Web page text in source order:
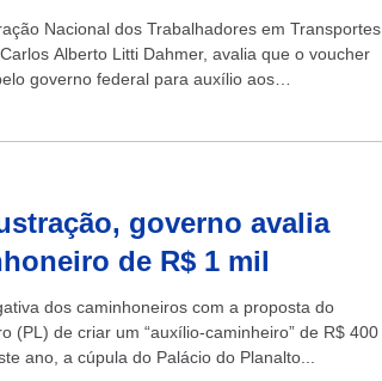
Nacional dos Trabalhadores em Transportes
Alberto Litti Dahmer, avalia que o voucher
governo federal para auxílio aos
governo avalia
de R$ 1 mil
dos caminhoneiros com a proposta do
(PL) de criar um “auxílio-caminheiro” de R$ 400
ano, a cúpula do Palácio do Planalto...